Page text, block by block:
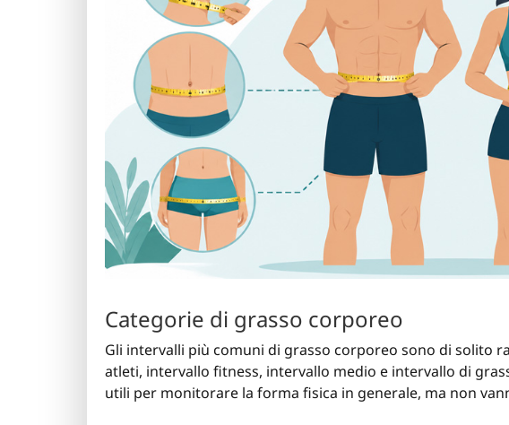
Categorie di grasso corporeo
Gli intervalli più comuni di grasso corporeo sono di solito
atleti, intervallo fitness, intervallo medio e intervallo di
utili per monitorare la forma fisica in generale, ma non